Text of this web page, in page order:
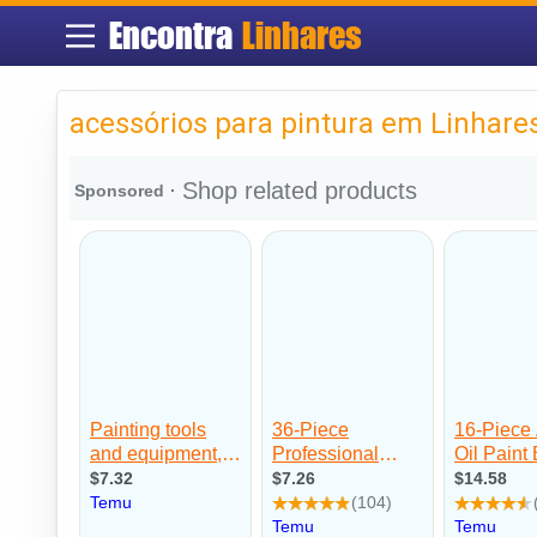
Encontra Linhares
acessórios para pintura em